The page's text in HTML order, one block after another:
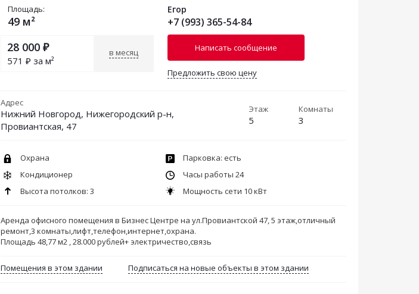
Площадь:
49 м²
28 000 ₽
571 ₽ за м²
в месяц
Егор
+7 (993) 365-54-84
Написать сообщение
Предложить свою цену
Адрес
Нижний Новгород, Нижегородский р-н,
Провиантская, 47
Этаж
5
Комнаты
3
Охрана
Парковка: есть
Кондиционер
Часы работы 24
Высота потолков: 3
Мощность сети 10 кВт
Аренда офисного помещения в Бизнес Центре на ул.Провиантской 47, 5 этаж,отличный
ремонт,3 комнаты,лифт,телефон,интернет,охрана.
Площадь 48,77 м2 , 28.000 рублей+ электричество,связь
Помещения в этом здании Подписаться на новые объекты в этом здании